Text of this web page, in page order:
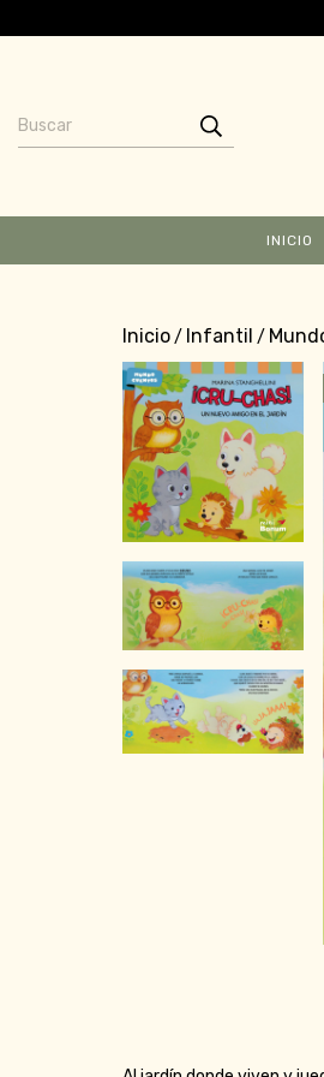
INICIO
Inicio/ Infantil /